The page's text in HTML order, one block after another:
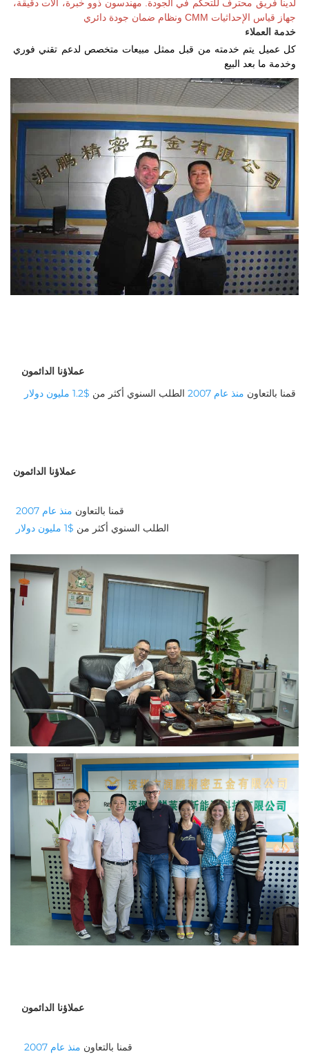
لدينا فريق محترف للتحكم في الجودة. مهندسون ذوو خبرة، آلات دقيقة،
جهاز قياس الإحداثيات CMM ونظام ضمان جودة دائري
خدمة العملاء
وخدمة ما بعد البيع
عملاؤنا الدائمون
قمنا بالتعاون منذ عام 2007 الطلب السنوي أكثر من $1.2 مليون دولار
عملاؤنا الدائمون
قمنا بالتعاون منذ عام 2007
الطلب السنوي أكثر من $1 مليون دولار
عملاؤنا الدائمون
قمنا بالتعاون منذ عام 2007